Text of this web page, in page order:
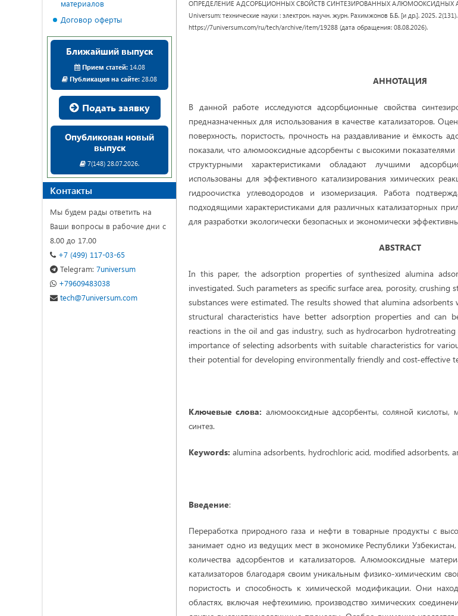
ОПРЕДЕЛЕНИЕ АДСОРБЦИОННЫХ СВОЙСТВ СИНТЕЗИРОВАННЫХ АЛЮМООКСИДНЫХ
Universum: технические науки : электрон. научн. журн. Рахимжонов Б.Б. [и др.]. 2025.
https://7universum.com/ru/tech/archive/item/19288 (дата обращения: 08.08.2026).
АННОТАЦИЯ
В данной работе исследуются адсорбционные свойства
предназначенных для использования в качестве катализаторов.
поверхность, пористость, прочность на раздавливание и ёмкость
показали, что алюмооксидные адсорбенты с высокими
структурными характеристиками обладают лучшими
использованы для эффективного катализирования химических
гидроочистка углеводородов и изомеризация. Работа
подходящими характеристиками для различных катализаторных
для разработки экологически безопасных и экономически
ABSTRACT
In this paper, the adsorption properties of synthesized alumina
investigated. Such parameters as specific surface area, porosity,
substances were estimated. The results showed that alumina
structural characteristics have better adsorption properties and can
reactions in the oil and gas industry, such as hydrocarbon
importance of selecting adsorbents with suitable characteristics for
their potential for developing environmentally friendly and cost-effective
Ключевые слова: алюмооксидные адсорбенты, соляной кислоты,
синтез.
Keywords: alumina adsorbents, hydrochloric acid, modified adsorbents,
Введение:
Переработка природного газа и нефти в товарные продукты с
занимает одно из ведущих мест в экономике Республики
количества адсорбентов и катализаторов. Алюмооксидные
катализаторов благодаря своим уникальным физико-химическим
пористость и способность к химической модификации. Они
областях, включая нефтехимию, производство химических
материалов
Договор оферты
Ближайший выпуск
Прием статей:14.08
Публикация на сайте: 28.08
Подать заявку
Опубликован новый
выпуск
7(148) 28.07.2026.
Контакты
Мы будем рады ответить на
Ваши вопросы в рабочие дни с
8.00 до 17.00
+7 (499) 117-03-65
Telegram: 7universum
+79609483038
tech@7universum.com